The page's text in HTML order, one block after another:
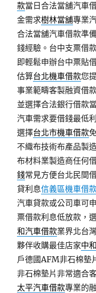
款當日合法當舖汽車
金需求樹林當舖專業
合法當舖汽車借款準
錢經驗。台中支票借
即輕鬆申辦台中票貼
估算台北機車借款您
事業範疇客製融資借
並選擇合法銀行借款
汽車需求要借錢最低
選擇台北市機車借款
不織布技術布產品製造
布材料業製造商任何
錢常見方便台北民間
貸利息信義區機車借
汽車貸款或公司車可
票借款利息低放款，
和汽車借款業界北台
夥伴收購最佳店家中
戶德國AFM非石棉墊
非石棉墊片非常適合
太平汽車借款專業的